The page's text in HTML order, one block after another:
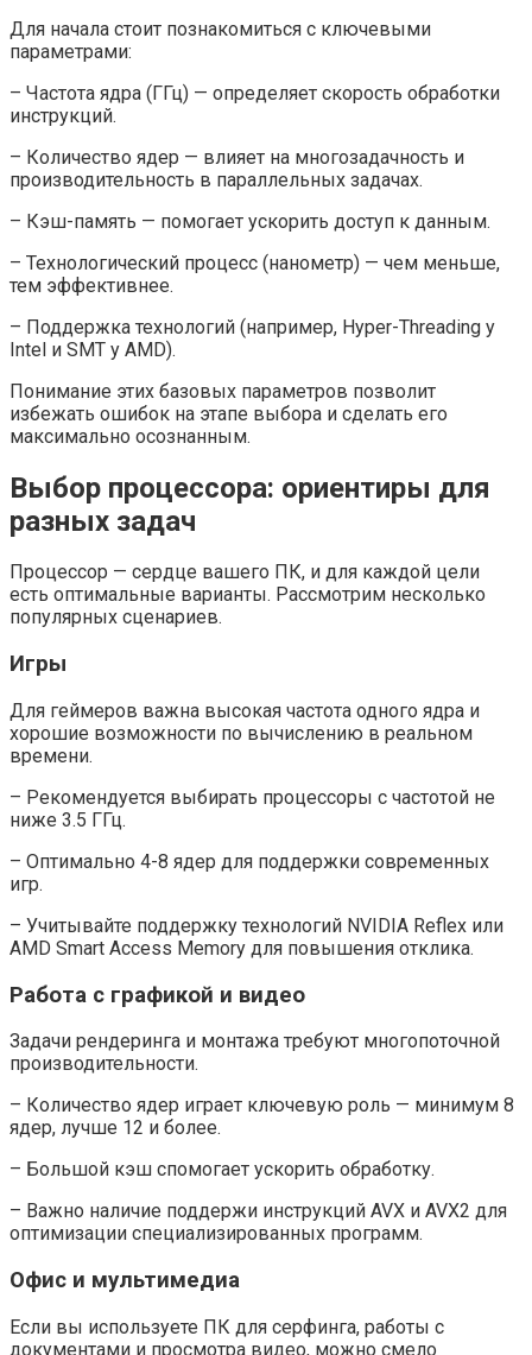
Для начала стоит познакомиться с ключевыми
параметрами:
– Частота ядра (ГГц) — определяет скорость обработки
инструкций.
– Количество ядер — влияет на многозадачность и
производительность в параллельных задачах.
– Кэш-память — помогает ускорить доступ к данным.
– Технологический процесс (нанометр) — чем меньше,
тем эффективнее.
– Поддержка технологий (например, Hyper-Threading у
Intel и SMT у AMD).
Понимание этих базовых параметров позволит
избежать ошибок на этапе выбора и сделать его
максимально осознанным.
Выбор процессора: ориентиры для
разных задач
Процессор — сердце вашего ПК, и для каждой цели
есть оптимальные варианты. Рассмотрим несколько
популярных сценариев.
Игры
Для геймеров важна высокая частота одного ядра и
хорошие возможности по вычислению в реальном
времени.
– Рекомендуется выбирать процессоры с частотой не
ниже 3.5 ГГц.
– Оптимально 4-8 ядер для поддержки современных
игр.
– Учитывайте поддержку технологий NVIDIA Reflex или
AMD Smart Access Memory для повышения отклика.
Работа с графикой и видео
Задачи рендеринга и монтажа требуют многопоточной
производительности.
– Количество ядер играет ключевую роль — минимум 8
ядер, лучше 12 и более.
– Большой кэш спомогает ускорить обработку.
– Важно наличие поддержи инструкций AVX и AVX2 для
оптимизации специализированных программ.
Офис и мультимедиа
Если вы используете ПК для серфинга, работы с
документами и просмотра видео, можно смело